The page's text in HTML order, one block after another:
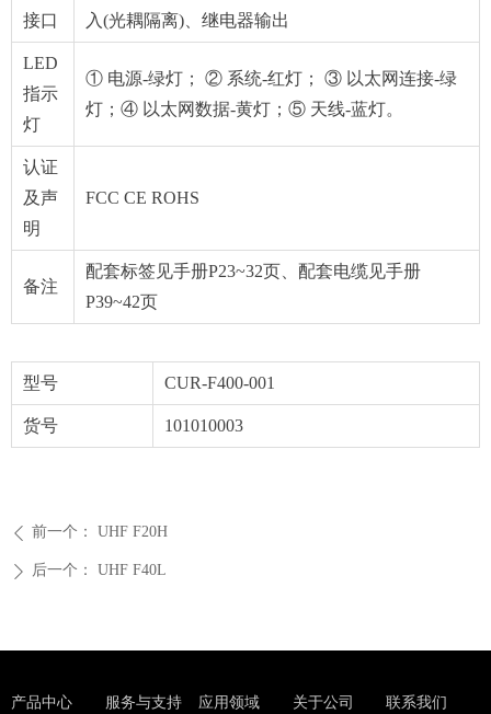
ꄴ 前一个： UHF F20H
ꄲ 后一个： UHF F40L
接口
入(光耦隔离)、继电器输出
LED
指示
灯
① 电源-绿灯； ② 系统-红灯； ③ 以太网连接-绿
灯；④ 以太网数据-黄灯；⑤ 天线-蓝灯。
认证
及声
明
FCC CE ROHS
备注
配套标签见手册P23~32页、配套电缆见手册
P39~42页
型号 CUR-F400-001
货号 101010003
产品中心 服务与支持 应用领域 关于公司 联系我们